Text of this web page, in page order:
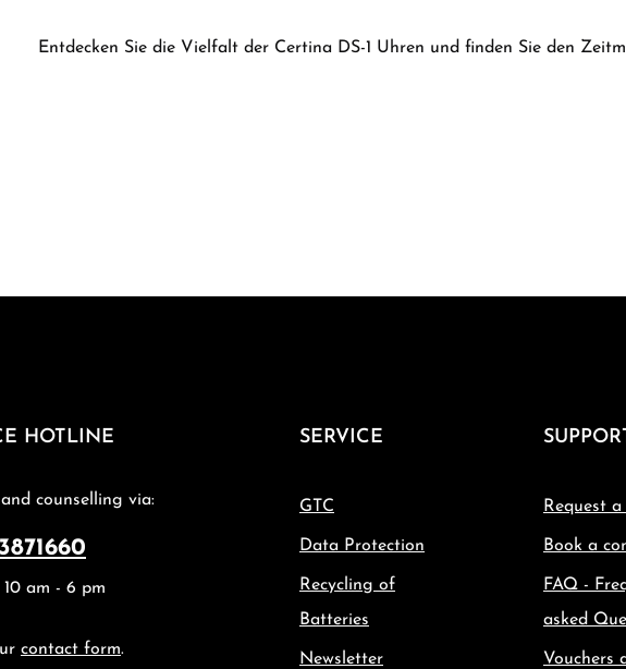
Entdecken Sie die Vielfalt der Certina DS-1 Uhren und finden Sie den
HOTLINE
counselling via:
10 am - 6 pm
contact form.
SERVICE
GTC
Data Protection
Recycling of
Batteries
Newsletter
Request
Book a
FAQ -
asked
Vouchers